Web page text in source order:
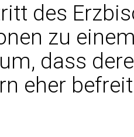
des
zu
dass
eher